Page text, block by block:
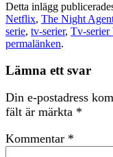
Detta inlägg
Netflix, The Night
serie, tv-serier, Tv-serier
permalänken.
Lämna ett svar
Din e-postadress
fält är märkta *
Kommentar *